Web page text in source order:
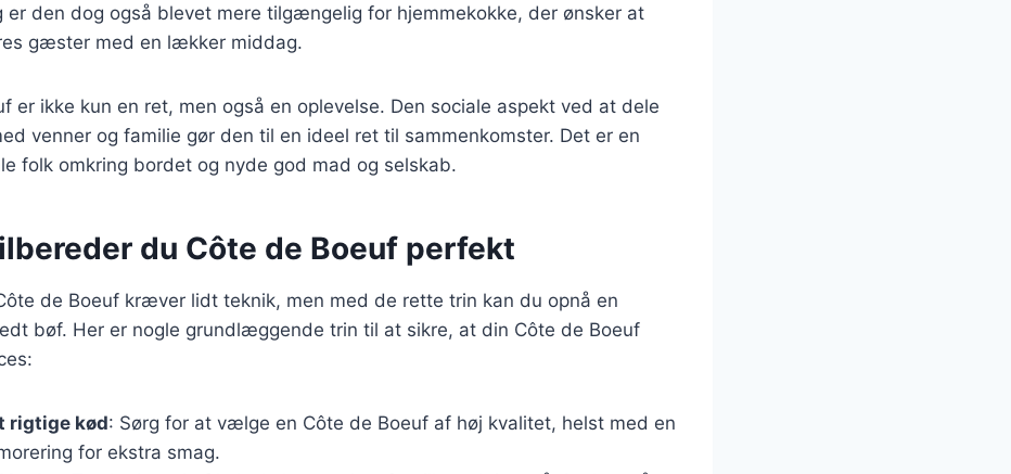
er den dog også blevet mere tilgængelig for hjemmekokke, der ønsker at
gæster med en lækker middag.
er ikke kun en ret, men også en oplevelse. Den sociale aspekt ved at dele
venner og familie gør den til en ideel ret til sammenkomster. Det er en
folk omkring bordet og nyde god mad og selskab.
du Côte de Boeuf perfekt
de Boeuf kræver lidt teknik, men med de rette trin kan du opnå en
bøf. Her er nogle grundlæggende trin til at sikre, at din Côte de Boeuf
rigtige kød: Sørg for at vælge en Côte de Boeuf af høj kvalitet, helst med en
for ekstra smag.